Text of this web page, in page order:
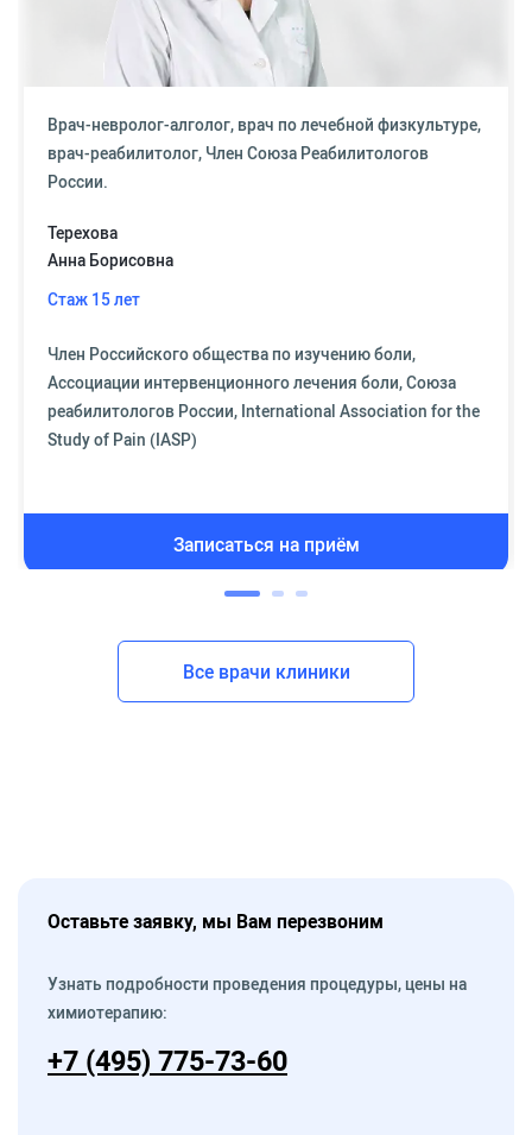
Врач-невролог-алголог, врач по лечебной физкультуре,
врач-реабилитолог, Член Союза Реабилитологов
России.
Терехова
Анна Борисовна
Стаж 15 лет
Член Российского общества по изучению боли,
Ассоциации интервенционного лечения боли, Союза
реабилитологов России, International Association for the
Study of Pain (IASP)
Записаться на приём
Все врачи клиники
Оставьте заявку, мы Вам перезвоним
Узнать подробности проведения процедуры, цены на
химиотерапию:
+7 (495) 775-73-60